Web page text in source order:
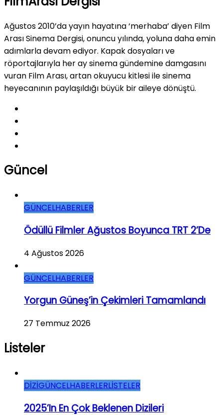
Ağustos 2010’da yayın hayatına ‘merhaba’ diyen Film
Arası Sinema Dergisi, onuncu yılında, yoluna daha emin
adımlarla devam ediyor. Kapak dosyaları ve
röportajlarıyla her ay sinema gündemine damgasını
vuran Film Arası, artan okuyucu kitlesi ile sinema
heyecanının paylaşıldığı büyük bir aileye dönüştü.
Güncel
GÜNCELHABERLER
Ödüllü Filmler Ağustos Boyunca TRT 2’de
4 Ağustos 2026
GÜNCELHABERLER
Yorgun Güneş’in Çekimleri Tamamlandı
27 Temmuz 2026
Listeler
DİZİGÜNCELHABERLERLİSTELER
2025’in En Çok Beklenen Dizileri